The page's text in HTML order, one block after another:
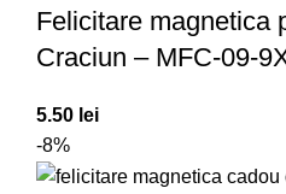
Felicitare magnetica
Craciun – MFC-09-
5.50 lei
-8%